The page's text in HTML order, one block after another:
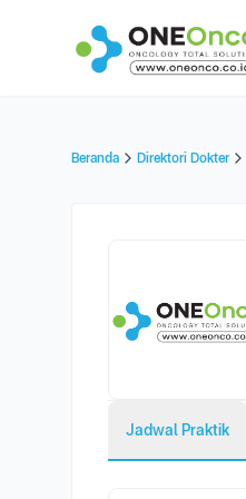
Beranda Direktori Dokter
Jadwal Praktik